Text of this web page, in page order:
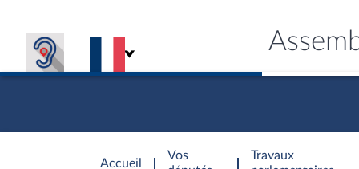
Accueil
Vos
Travaux